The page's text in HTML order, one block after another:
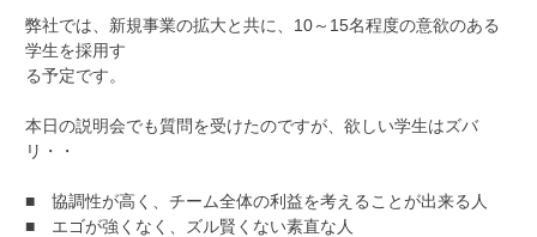
弊社では、新規事業の拡大と共に、10～15名程度の意欲のある
学生を採用す
る予定です。
本日の説明会でも質問を受けたのですが、欲しい学生はズバ
リ・・
■ 協調性が高く、チーム全体の利益を考えることが出来る人
■ エゴが強くなく、ズル賢くない素直な人